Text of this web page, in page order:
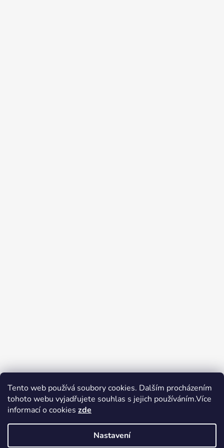
Tento web používá soubory cookies. Dalším procházením
tohoto webu vyjadřujete souhlas s jejich používáním.Více
informací o cookies zde
Nastavení
Zboží.cz Heureka.cz Voňavé dárky